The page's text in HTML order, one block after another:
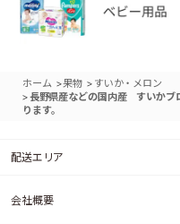
ホーム >果物 > すいか・メロン
>長野県産などの国内産 すいか
ります。
配送エリア
会社概要